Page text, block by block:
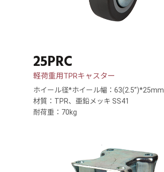
25PRC
軽荷重用TPRキャスター
ホイール径*ホイール幅：63(2.5”)*25mm
材質：TPR、亜鉛メッキ SS41
耐荷重：70kg